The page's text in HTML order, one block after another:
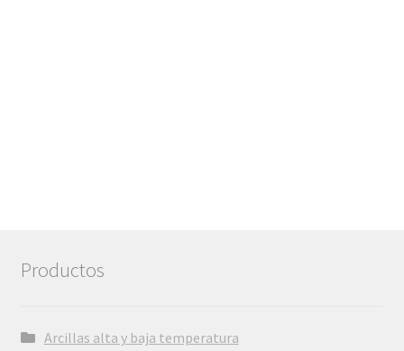
Productos
Arcillas alta y baja temperatura